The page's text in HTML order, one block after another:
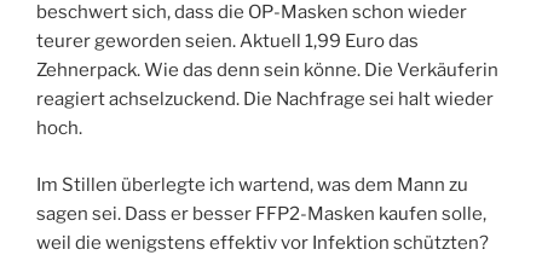
beschwert sich, dass die OP-Masken schon wieder
teurer geworden seien. Aktuell 1,99 Euro das
Zehnerpack. Wie das denn sein könne. Die Verkäuferin
reagiert achselzuckend. Die Nachfrage sei halt wieder
hoch.
Im Stillen überlegte ich wartend, was dem Mann zu
sagen sei. Dass er besser FFP2-Masken kaufen solle,
weil die wenigstens effektiv vor Infektion schützten?